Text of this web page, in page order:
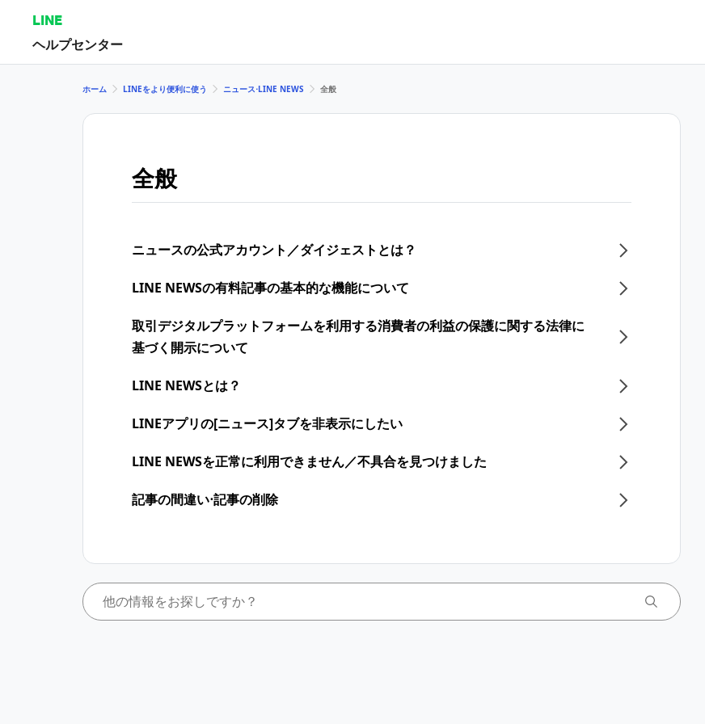
LINE
ヘルプセンター
ホーム LINEをより便利に使う ニュース⋅LINE NEWS 全般
全般
ニュースの公式アカウント／ダイジェストとは？
LINE NEWSの有料記事の基本的な機能について
取引デジタルプラットフォームを利用する消費者の利益の保護に関する法律に
基づく開示について
LINE NEWSとは？
LINEアプリの[ニュース]タブを非表示にしたい
LINE NEWSを正常に利用できません／不具合を見つけました
記事の間違い⋅記事の削除